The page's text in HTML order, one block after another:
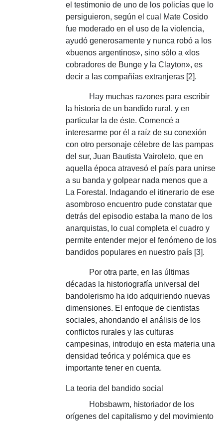
el testimonio de uno de los policías que lo
persiguieron, según el cual Mate Cosido
fue moderado en el uso de la violencia,
ayudó generosamente y nunca robó a los
«buenos argentinos», sino sólo a «los
cobradores de Bunge y la Clayton», es
decir a las compañías extranjeras [2].
Hay muchas razones para escribir
la historia de un bandido rural, y en
particular la de éste. Comencé a
interesarme por él a raíz de su conexión
con otro personaje célebre de las pampas
del sur, Juan Bautista Vairoleto, que en
aquella época atravesó el país para unirse
a su banda y golpear nada menos que a
La Forestal. Indagando el itinerario de ese
asombroso encuentro pude constatar que
detrás del episodio estaba la mano de los
anarquistas, lo cual completa el cuadro y
permite entender mejor el fenómeno de los
bandidos populares en nuestro país [3].
Por otra parte, en las últimas
décadas la historiografía universal del
bandolerismo ha ido adquiriendo nuevas
dimensiones. El enfoque de cientistas
sociales, ahondando el análisis de los
conflictos rurales y las culturas
campesinas, introdujo en esta materia una
densidad teórica y polémica que es
importante tener en cuenta.
La teoria del bandido social
Hobsbawm, historiador de los
orígenes del capitalismo y del movimiento